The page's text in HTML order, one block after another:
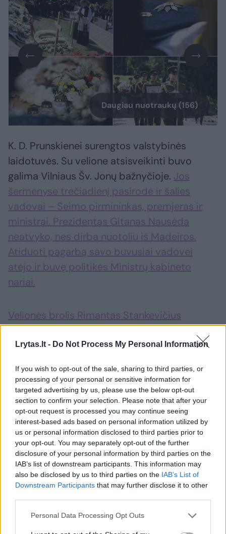
Lrytas.lt - Do Not Process My Personal Information
If you wish to opt-out of the sale, sharing to third parties, or
processing of your personal or sensitive information for
targeted advertising by us, please use the below opt-out
section to confirm your selection. Please note that after your
opt-out request is processed you may continue seeing
interest-based ads based on personal information utilized by
us or personal information disclosed to third parties prior to
your opt-out. You may separately opt-out of the further
disclosure of your personal information by third parties on the
IAB’s list of downstream participants. This information may
also be disclosed by us to third parties on the IAB’s List of
Downstream Participants that may further disclose it to other
Personal Data Processing Opt Outs
Daugiau nuotraukų (156)
K. D. Prunskienei surengtos valstybinės
laidotuvės. Su velione atsisveikinti buvo
galima Vilniaus Šv. Jonų bažnyčioje. Jos
šermenyse trečiadienį pasirodė ir šalies
vadovai – Seimo pirmininkas, premjeras ir
ministrai. Prezidentas Gitanas Nausėda
neatvyko, nes dirba nuotoliu iš Madeiros.
Atiduoti pagarbą savo buvusiai vadovei
atėjo ir buvę politikės Ministrų kabineto
nariai.
Velionės brolis Rimantas Stankevičius
pasakojo, kad Šv. Jonų bažnyčia
atsisveikinimo ceremonijai pasirinkta
metrų, yra pirmieji jų šeimos namai Vilniuje, o
greta esančiame Vilniaus universitete K. D.
Prunskienė studijavo, o vėliau ir pati dėstė
studentams.
Prie lūkuriuojančių žurnalistų R. Stankevičius
trumpai sutiko stabtelti ir ketvirtadienį. Jis
dėkojo visiems, gražiu žodžiu minintiems jo
velionę seserį.